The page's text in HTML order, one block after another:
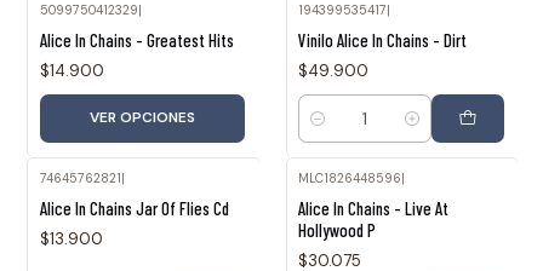
5099750412329|
Alice In Chains - Greatest Hits
$14.900
VER OPCIONES
194399535417|
Vinilo Alice In Chains - Dirt
$49.900
Cantidad
74645762821
Alice In Chains Jar Of Flies Cd
$13.900
MLC1826448596
Alice In Chains - Live At
Hollywood P
$30.075